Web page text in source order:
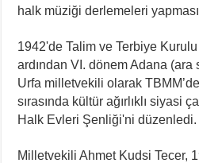
halk müziği derlemeleri
1942'de Talim ve Terbiye
ardından VI. dönem Adana
Urfa milletvekili olarak
sırasında kültür ağırlıklı siyasi
Halk Evleri Şenliği'ni düzenledi.
Milletvekili Ahmet Kudsi Tecer,